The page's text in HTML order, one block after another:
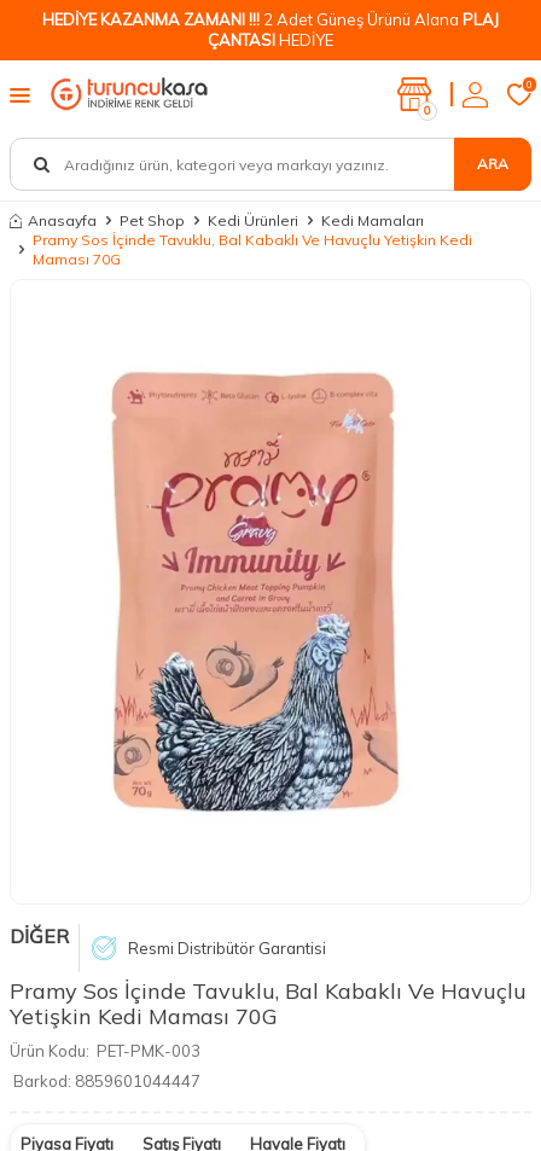
HEDİYE KAZANMA ZAMANI !!! 2 Adet Güneş Ürünü Alana PLAJ
ÇANTASIHEDİYE
ARA
0
0
Anasayfa Pet Shop Kedi Ürünleri
Kedi Mamaları
Pramy Sos İçinde Tavuklu, Bal Kabaklı Ve Havuçlu Yetişkin Kedi
Maması 70G
DİĞER Resmi Distribütör Garantisi
Pramy Sos İçinde Tavuklu, Bal Kabaklı Ve Havuçlu
Yetişkin Kedi Maması 70G
Ürün Kodu: PET-PMK-003
Barkod: 8859601044447
Piyasa Fiyatı Satış Fiyatı Havale Fiyatı